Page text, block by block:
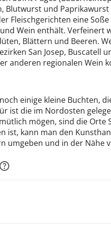
Blutwurst und
Fleischgerichten eine
Wein enthält.
Blättern und Beeren.
San Josep, Buscatell
anderen regionalen Wein
einige kleine Buchten,
ist die im Nordosten
mögen, sind die Orte
ist, kann man den
umgeben und in der Nähe